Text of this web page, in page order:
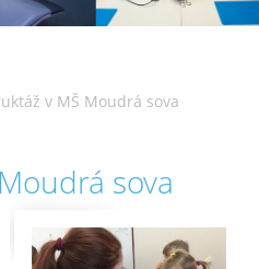
v MŠ Moudrá sova
sova